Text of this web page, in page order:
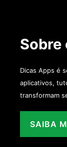
Sobre
Dicas Apps é
aplicativos,
transformam
SAIBA